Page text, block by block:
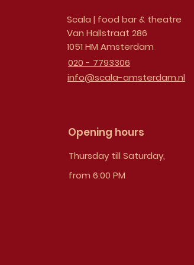
Scala | food bar & theatre
Van Hallstraat 286
1051 HM Amsterdam
020 - 7793306
info@scala-amsterdam.nl
Opening hours
Thursday till Saturday,
from 6:00 PM